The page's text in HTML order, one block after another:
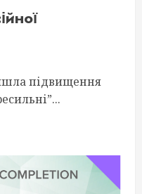
підвищення